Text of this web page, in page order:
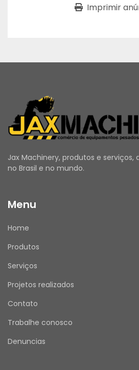
Imprimir
Jax Machinery, produtos e
no Brasil e no mundo.
Menu
Home
Produtos
Serviços
Projetos realizados
Contato
Trabalhe conosco
Denuncias